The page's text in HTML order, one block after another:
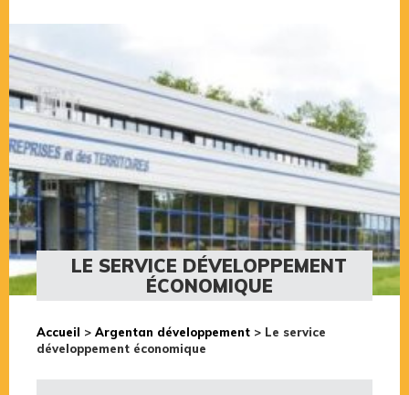
LE SERVICE DÉVELOPPEMENT
ÉCONOMIQUE
Accueil > Argentan développement > Le service
développement économique